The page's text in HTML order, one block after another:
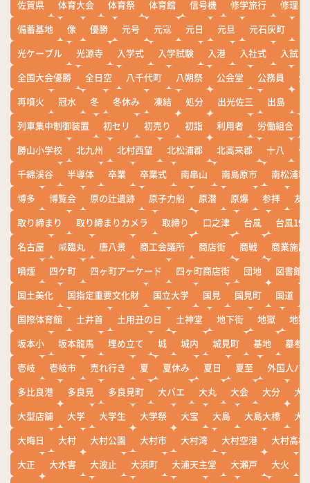
佐賀県
体育大会 体育祭 体育館 信号機 修学旅行
修理
備蓄基地
像 優勝 元号 元寇 元日 元旦 元石灰町
光ケーブル
光源寺 入学式 入学試験 入港 入社式
入試
全国大会優勝
全日空 八千代町 八朔祭 公会堂 公務員
公
再噴火
冠水 冬 冬休み 凍結 処分 出光佐三 出島
列車集中制御装置
初セリ 初売り 初詣 利用者 労働組合
勝山小学校
北九州 北村西望 北松浦郡 北高来郡 十八
十
千綿渓谷
半導体 卒業 卒業式 南串山 南島原市
南松浦郡
博多
博覧会 原の辻遺跡 原子力船 原潜 原爆 参拝
友
取り締まり
取り締まりカメラ 取締り 口之津 台風
台風19
名古屋
咸臨丸 唐八景 商工会議所 商店街 商戦
商業施設
噴煙
四ケ町 四ヶ町アーケード 四ヶ町商店街 団地
図書館
国土美化
国指定重要文化財 国立大学 国見 国見町 国道
国際体育館
土井首 土用丑の日 土神堂 地下街 地獄
地獄
坂本小
坂本龍馬 埋め立て 城 城内 城見町 基地
墓参
壱岐
壱岐市 売れ行き 夏 夏休み 夏日 夏至
外国人バ
多比良港
多良見 多良見町 大バエ 大丸 大会 大分
大
大型店舗
大学 大学生 大学祭 大宝 大島 大島大橋
大
大晦日
大村 大村公園 大村市 大村湾 大村空港
大村高校
大正
大水害 大波止 大浜町 大浦天主堂 大瀬戸 大火